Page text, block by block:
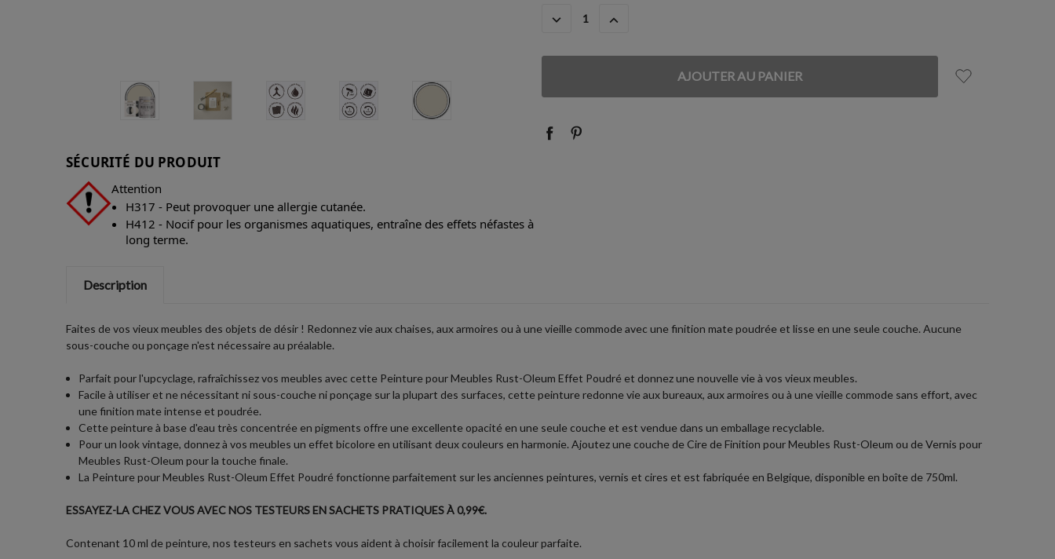
DIMINUER
:
AUGMENTER
:
SÉCURITÉ DU PRODUIT
Attention
H317 - Peut provoquer une allergie cutanée.
H412 - Nocif pour les organismes aquatiques, entraîne des effets néfastes à
long terme.
Description
Faites de vos vieux meubles des objets de désir ! Redonnez vie aux chaises, aux armoires ou à une vieille commode avec une finition mate poudrée et lisse en une seule couche. Aucune
sous-couche ou ponçage n'est nécessaire au préalable.
Parfait pour l'upcyclage, rafraîchissez vos meubles avec cette Peinture pour Meubles Rust-Oleum Effet Poudré et donnez une nouvelle vie à vos vieux meubles.
Facile à utiliser et ne nécessitant ni sous-couche ni ponçage sur la plupart des surfaces, cette peinture redonne vie aux bureaux, aux armoires ou à une vieille commode sans effort, avec
une finition mate intense et poudrée.
Cette peinture à base d'eau très concentrée en pigments offre une excellente opacité en une seule couche et est vendue dans un emballage recyclable.
Pour un look vintage, donnez à vos meubles un effet bicolore en utilisant deux couleurs en harmonie. Ajoutez une couche de Cire de Finition pour Meubles Rust-Oleum ou de Vernis pour
Meubles Rust-Oleum pour la touche finale.
La Peinture pour Meubles Rust-Oleum Effet Poudré fonctionne parfaitement sur les anciennes peintures, vernis et cires et est fabriquée en Belgique, disponible en boîte de 750ml.
ESSAYEZ-LA CHEZ VOUS AVEC NOS TESTEURS EN SACHETS PRATIQUES À 0,99€.
Contenant 10 ml de peinture, nos testeurs en sachets vous aident à choisir facilement la couleur parfaite.